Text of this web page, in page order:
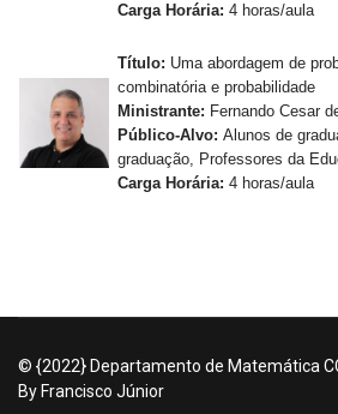
Carga Horária: 4 horas/aula
Título: Uma abordagem de
combinatória e probabilidade
Ministrante: Fernando Cesar
Público-Alvo: Alunos de
graduação, Professores da
Carga Horária: 4 horas/aula
© {2022} Departamento de Matemática
By Francisco Júnior